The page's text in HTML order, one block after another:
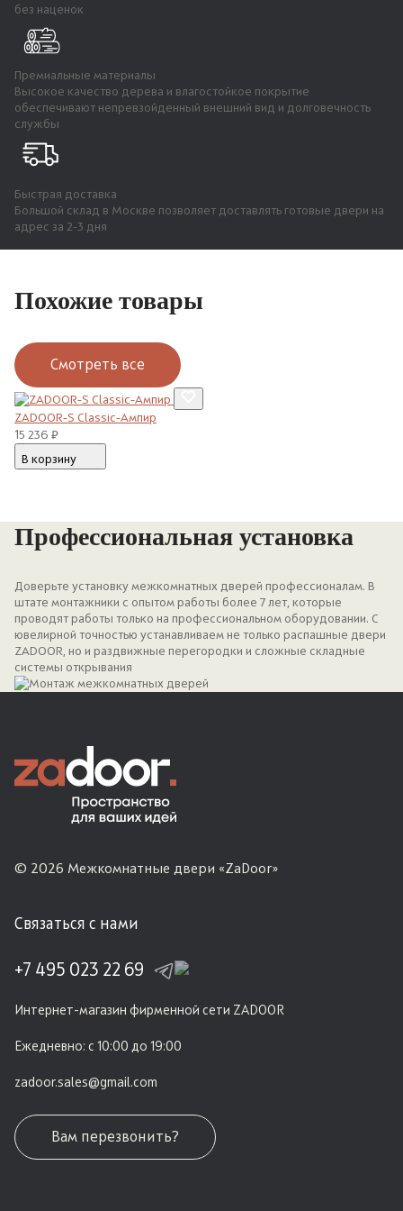
без наценок
Премиальные материалы
Высокое качество дерева и влагостойкое покрытие
обеспечивают непревзойденный внешний вид и долговечность
службы
Быстрая доставка
Большой склад в Москве позволяет доставлять готовые двери на
адрес за 2-3 дня
Похожие товары
Смотреть все
ZADOOR-S Classic-Ампир
15 236 руб.
В корзину
Профессиональная установка
Доверьте установку межкомнатных дверей профессионалам. В
штате монтажники с опытом работы более 7 лет, которые
проводят работы только на профессиональном оборудовании. С
ювелирной точностью устанавливаем не только распашные двери
ZADOOR, но и раздвижные перегородки и сложные складные
системы открывания
© 2026 Межкомнатные двери «ZaDoor»
Связаться с нами
+7 495 023 22 69
Интернет-магазин фирменной сети ZADOOR
Ежедневно: с 10:00 до 19:00
zadoor.sales@gmail.com
Вам перезвонить?